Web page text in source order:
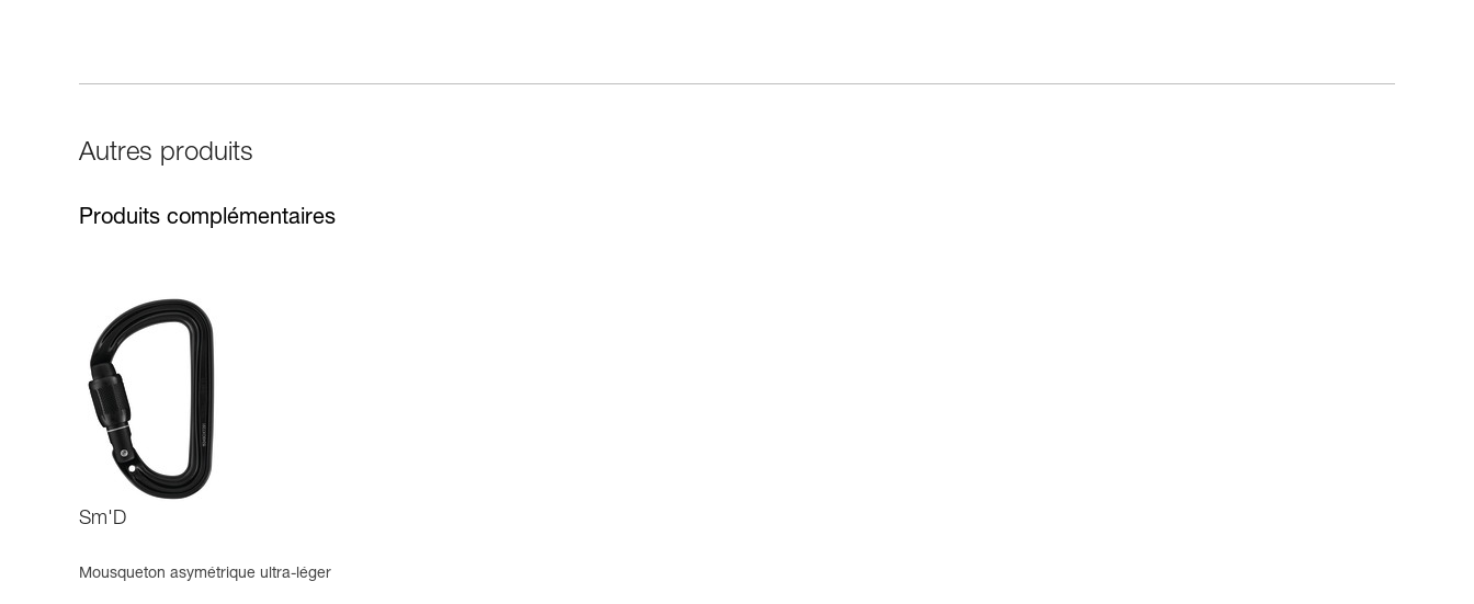
Autres produits
Produits complémentaires
Sm'D
Mousqueton asymétrique ultra-léger